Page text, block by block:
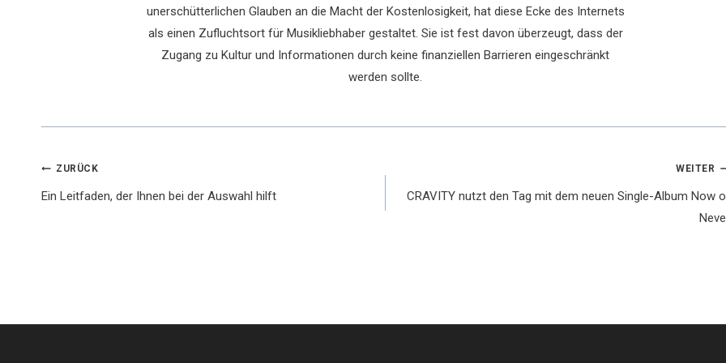
unerschütterlichen Glauben an die Macht der Kostenlosigkeit, hat diese Ecke des Internets
als einen Zufluchtsort für Musikliebhaber gestaltet. Sie ist fest davon überzeugt, dass der
Zugang zu Kultur und Informationen durch keine finanziellen Barrieren eingeschränkt
werden sollte.
Beitragsnavigation
ZURÜCK
Ein Leitfaden, der Ihnen bei der Auswahl hilft
WEITER
CRAVITY nutzt den Tag mit dem neuen Single-Album Now